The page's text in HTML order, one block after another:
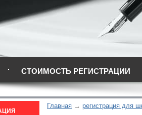
СТОИМОСТЬ РЕГИСТРАЦИИ
Главная регистрация для